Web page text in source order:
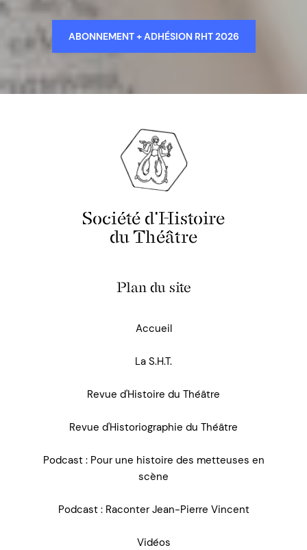
ABONNEMENT + ADHÉSION RHT 2026
Société d'Histoire
du Théâtre
Plan du site
Accueil
La S.H.T.
Revue d'Histoire du Théâtre
Revue d'Historiographie du Théâtre
Podcast : Pour une histoire des metteuses en
scène
Podcast : Raconter Jean-Pierre Vincent
Vidéos